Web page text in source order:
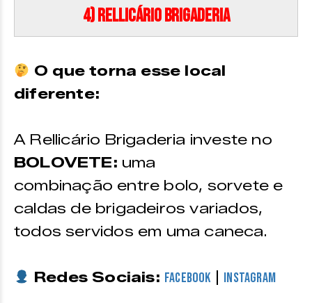
4) Rellicário Brigaderia
O que torna esse local
diferente:
A Rellicário Brigaderia investe no
BOLOVETE: uma
combinação entre bolo, sorvete e
caldas de brigadeiros variados,
todos servidos em uma caneca.
Redes Sociais: Facebook Instagram